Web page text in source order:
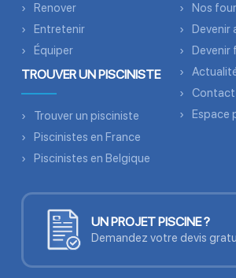
Renover
Entretenir
Équiper
TROUVER UN PISCINISTE
Trouver un pisciniste
Piscinistes en France
Piscinistes en Belgique
Nos
Devenir
Devenir
Contact
Espace
UN PROJET PISCINE ?
Demandez votre devis